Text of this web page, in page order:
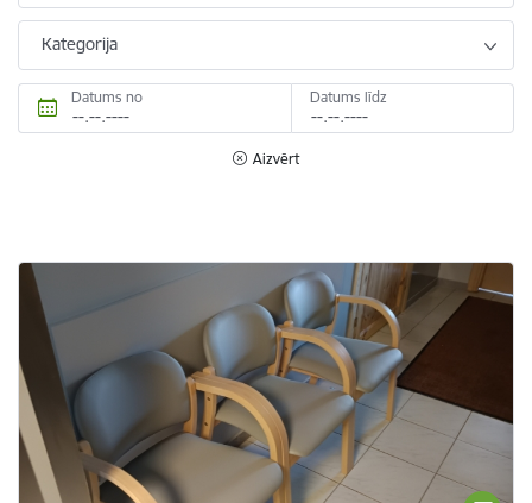
Kategorija
Datums no Datums līdz
Aizvērt